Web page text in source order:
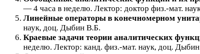
— 4 часа в неделю. Лектор: доктор физ.-мат.
Линейные операторы в конечномерном
наук, доц. Дыбин В.Б.
Краевые задачи теории аналитических
неделю. Лектор: канд. физ.-мат. наук, доц.